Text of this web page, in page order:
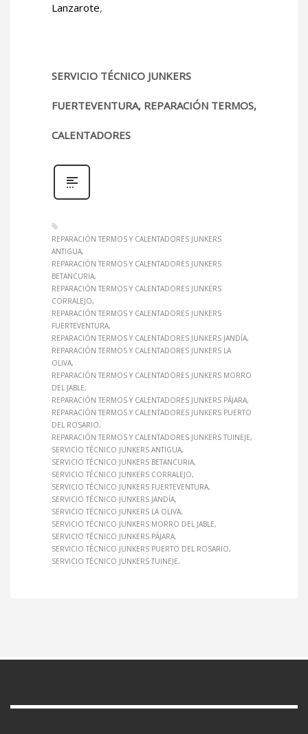
Lanzarote,
SERVICIO TÉCNICO JUNKERS
FUERTEVENTURA, REPARACIÓN TERMOS,
CALENTADORES
REPARACIÓN TERMOS Y CALENTADORES JUNKERS
ANTIGUA
REPARACIÓN TERMOS Y CALENTADORES JUNKERS
BETANCURIA
REPARACIÓN TERMOS Y CALENTADORES JUNKERS
CORRALEJO
REPARACIÓN TERMOS Y CALENTADORES JUNKERS
FUERTEVENTURA
REPARACIÓN TERMOS Y CALENTADORES JUNKERS JANDÍA
REPARACIÓN TERMOS Y CALENTADORES JUNKERS LA
OLIVA
REPARACIÓN TERMOS Y CALENTADORES JUNKERS MORRO
DEL JABLE
REPARACIÓN TERMOS Y CALENTADORES JUNKERS PÁJARA
REPARACIÓN TERMOS Y CALENTADORES JUNKERS PUERTO
DEL ROSARIO
REPARACIÓN TERMOS Y CALENTADORES JUNKERS TUINEJE
SERVICIO TÉCNICO JUNKERS ANTIGUA
SERVICIO TÉCNICO JUNKERS BETANCURIA
SERVICIO TÉCNICO JUNKERS CORRALEJO
SERVICIO TÉCNICO JUNKERS FUERTEVENTURA
SERVICIO TÉCNICO JUNKERS JANDÍA
SERVICIO TÉCNICO JUNKERS LA OLIVA
SERVICIO TÉCNICO JUNKERS MORRO DEL JABLE
SERVICIO TÉCNICO JUNKERS PÁJARA
SERVICIO TÉCNICO JUNKERS PUERTO DEL ROSARIO
SERVICIO TÉCNICO JUNKERS TUINEJE